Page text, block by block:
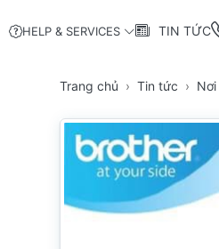
HELP & SERVICES TIN TỨC
Trang chủ Tin tức